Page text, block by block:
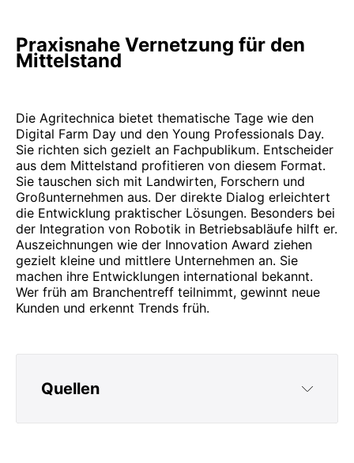
Praxisnahe Vernetzung für den
Mittelstand
Die Agritechnica bietet thematische Tage wie den
Digital Farm Day und den Young Professionals Day.
Sie richten sich gezielt an Fachpublikum. Entscheider
aus dem Mittelstand profitieren von diesem Format.
Sie tauschen sich mit Landwirten, Forschern und
Großunternehmen aus. Der direkte Dialog erleichtert
die Entwicklung praktischer Lösungen. Besonders bei
der Integration von Robotik in Betriebsabläufe hilft er.
Auszeichnungen wie der Innovation Award ziehen
gezielt kleine und mittlere Unternehmen an. Sie
machen ihre Entwicklungen international bekannt.
Wer früh am Branchentreff teilnimmt, gewinnt neue
Kunden und erkennt Trends früh.
Quellen
https://www.agritechnica.com/de/